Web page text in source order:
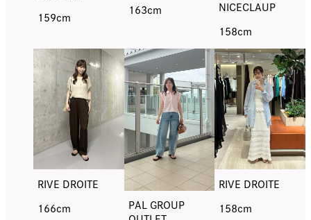
159cm
163cm
NICECLAUP
158cm
RIVE DROITE
166cm
PAL GROUP
RIVE DROITE
158cm